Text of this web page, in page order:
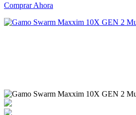
Comprar Ahora